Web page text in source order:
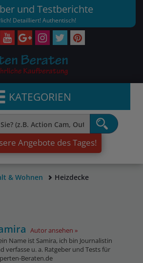
und Testberichte
Detailliert! Authentisch!
KATEGORIEN
Angebote des Tages!
& Wohnen Heizdecke
Autor ansehen
Name ist Samira, ich bin Journalistin
verfasse u. a. Ratgeber und Tests für
Beraten.de